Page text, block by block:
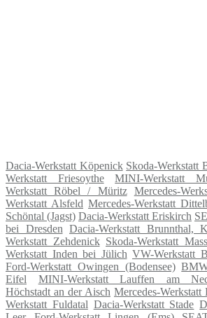
Dacia-Werkstatt Köpenick Skoda-Werkstatt
Werkstatt Friesoythe
MINI-Werkstatt
Werkstatt Röbel / Müritz
Mercedes-
Werkstatt Alsfeld Mercedes-Werkstatt
Schöntal (Jagst) Dacia-Werkstatt Eriskirch
bei Dresden Dacia-Werkstatt Brunnthal,
Werkstatt Zehdenick Skoda-Werkstatt
Werkstatt Inden bei Jülich VW-Werkstatt
Ford-Werkstatt Owingen (Bodensee)
Eifel
MINI-Werkstatt Lauffen am
Höchstadt an der Aisch Mercedes-Werkstatt
Werkstatt Fuldatal Dacia-Werkstatt Stade